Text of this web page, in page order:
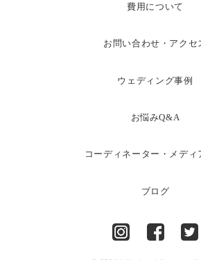
費用について
お問い合わせ・アクセ
ウェディング事例
お悩みQ&A
コーディネーター・メディ
ブログ